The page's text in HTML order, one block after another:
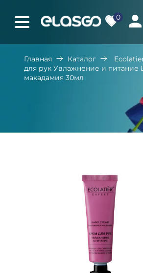
0
Главная Каталог
для рук Увлажнение и питание
макадамия 30мл